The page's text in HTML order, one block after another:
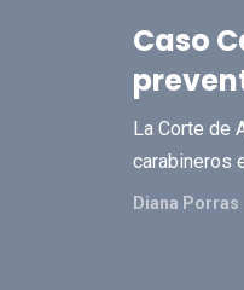
Caso
La Corte de
carabineros
Diana Porras